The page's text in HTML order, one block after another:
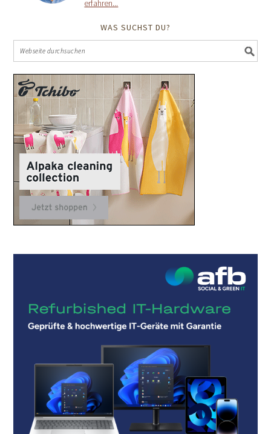
erfahren...
WAS SUCHST DU?